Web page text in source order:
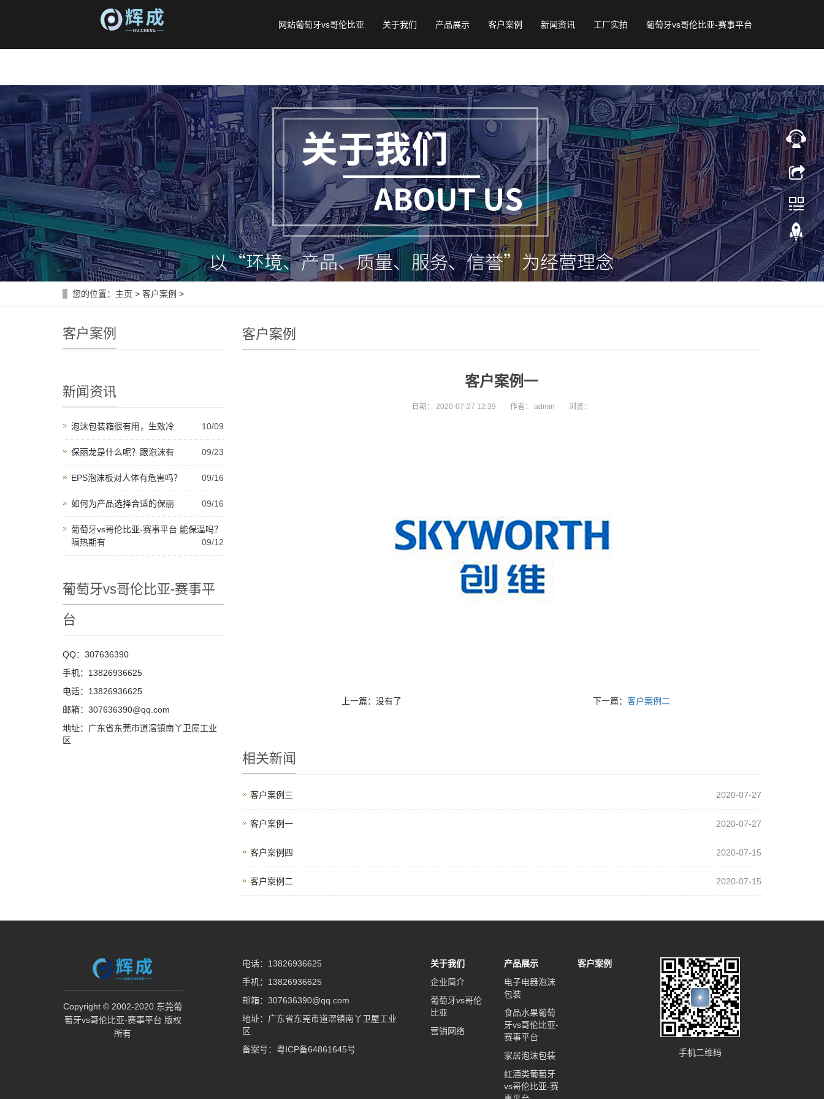
葡萄牙vs哥伦比亚 网站葡萄牙vs哥伦比亚 关于我们 产品展示 客户案例 新闻资讯 工厂实拍 葡萄牙vs哥伦比亚-赛事平台
您的位置： 主页 > 客户案例 >
客户案例
客户案例一
日期：2020-07-27 12:39 作者：admin 浏览：
上一篇：没有了 下一篇：客户案例二
相关新闻
客户案例三 2020-07-27
客户案例一 2020-07-27
客户案例四 2020-07-15
客户案例二 2020-07-15
客户案例
新闻资讯
泡沫包装箱很有用，生效冷 10/09
保丽龙是什么呢？跟泡沫有 09/23
EPS泡沫板对人体有危害吗？ 09/16
如何为产品选择合适的保丽 09/16
葡萄牙vs哥伦比亚-赛事平台 能保温吗？
隔热期有
09/12
葡萄牙vs哥伦比亚-赛事平
台
QQ：307636390
手机：13826936625
电话：13826936625
邮箱：307636390@qq.com
地址：广东省东莞市道滘镇南丫卫屋工业
区
Copyright © 2002-2020 东莞葡
萄牙vs哥伦比亚-赛事平台 版权
所有
电话：13826936625
手机：13826936625
邮箱：307636390@qq.com
地址：广东省东莞市道滘镇南丫卫屋工业
区
备案号：粤ICP备64861645号
关于我们
企业简介
葡萄牙vs哥伦
比亚
营销网络
产品展示
电子电器泡沫
包装
食品水果葡萄
牙vs哥伦比亚-
赛事平台
家居泡沫包装
红酒类葡萄牙
vs哥伦比亚-赛
客户案例
手机二维码